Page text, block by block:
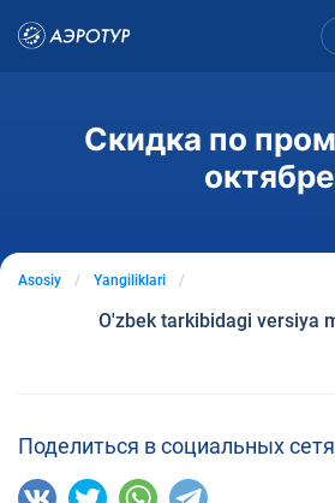
Скидка по
октябре
Asosiy Yangiliklari
O'zbek tarkibidagi versiya
Поделиться в социальных